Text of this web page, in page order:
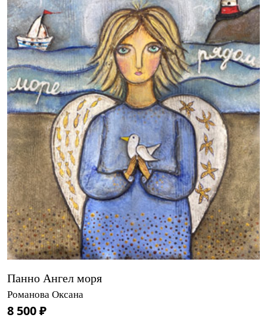
Панно Ангел моря
Романова Оксана
8 500 ₽